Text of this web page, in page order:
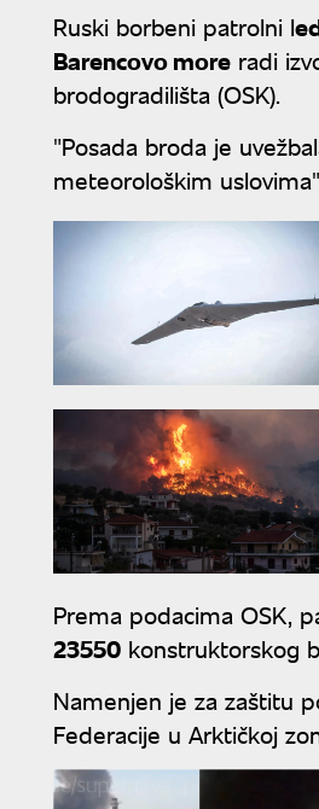
Ruski borbeni patrolni l
Barencovo more radi
brodogradilišta (OSK).
"Posada broda je
meteorološkim
Prema podacima OSK,
23550 konstruktorskog
Namenjen je za zaštitu
Federacije u Arktičkoj